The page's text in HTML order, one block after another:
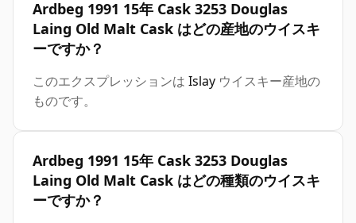
Ardbeg 1991 15年 Cask 3253 Douglas
Laing Old Malt Cask はどの産地のウイスキ
ーですか？
このエクスプレッションは Islay ウイスキー産地の
ものです。
Ardbeg 1991 15年 Cask 3253 Douglas
Laing Old Malt Cask はどの種類のウイスキ
ーですか？